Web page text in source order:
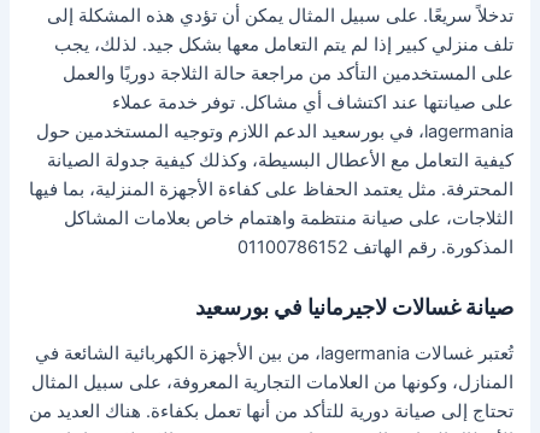
تدخلاً سريعًا. على سبيل المثال يمكن أن تؤدي هذه المشكلة إلى
تلف منزلي كبير إذا لم يتم التعامل معها بشكل جيد. لذلك، يجب
على المستخدمين التأكد من مراجعة حالة الثلاجة دوريًا والعمل
على صيانتها عند اكتشاف أي مشاكل. توفر خدمة عملاء
lagermania، في بورسعيد الدعم اللازم وتوجيه المستخدمين حول
كيفية التعامل مع الأعطال البسيطة، وكذلك كيفية جدولة الصيانة
المحترفة. مثل يعتمد الحفاظ على كفاءة الأجهزة المنزلية، بما فيها
الثلاجات، على صيانة منتظمة واهتمام خاص بعلامات المشاكل
المذكورة. رقم الهاتف 01100786152
صيانة غسالات لاجيرمانيا في بورسعيد
تُعتبر غسالات lagermania، من بين الأجهزة الكهربائية الشائعة في
المنازل، وكونها من العلامات التجارية المعروفة، على سبيل المثال
تحتاج إلى صيانة دورية للتأكد من أنها تعمل بكفاءة. هناك العديد من